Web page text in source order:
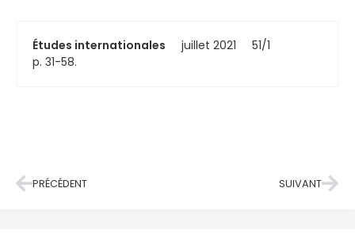
Études internationales juillet 2021
51/1
p. 31-58.
PRÉCÉDENT SUIVANT